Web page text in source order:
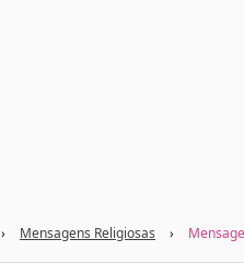
› Mensagens Religiosas ›